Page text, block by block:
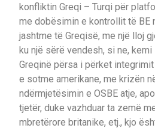
konfliktin Greqi – Turqi për
me dobësimin e kontrollit të BE
jashtme të Greqisë, me një lloj
ku një sërë vendesh, si ne,
Greqinë përsa i përket
e sotme amerikane, me krizën
ndërmjetësimin e OSBE atje,
tjetër, duke vazhduar ta zemë
mbretërore britanike, etj., kjo